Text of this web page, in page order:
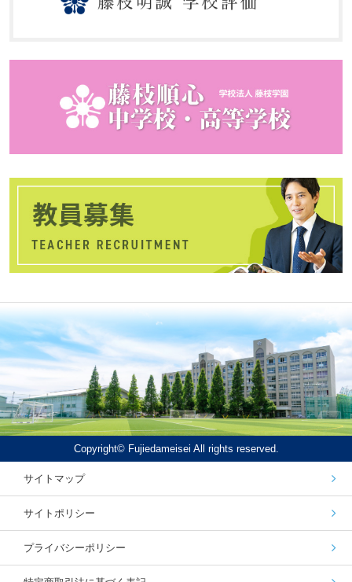
Copyright© Fujiedameisei All rights reserved.
サイトマップ
サイトポリシー
プライバシーポリシー